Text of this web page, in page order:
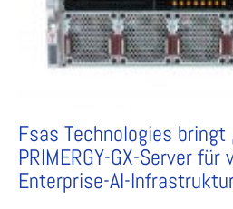
Fsas Technologies bringt
PRIMERGY-GX-Server
Enterprise-AI-